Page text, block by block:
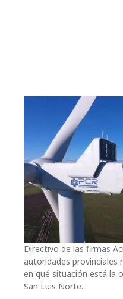
Directivo de las firmas
autoridades provinciales
en qué situación está la
San Luis Norte.